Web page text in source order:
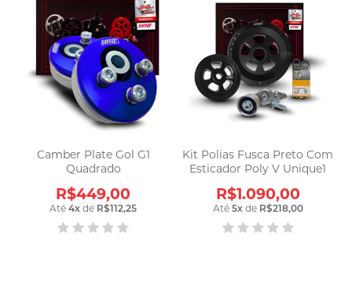
Camber Plate Gol G1
Quadrado
R$449,00
Até4x de R$112,25
Kit Polias Fusca Preto Com
Esticador Poly V Unique1
R$1.090,00
Até 5xde R$218,00